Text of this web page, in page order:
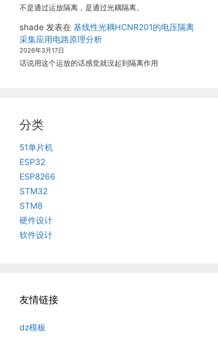
不是通过运放隔离，是通过光耦隔离。
shade 发表在 基线性光耦HCNR201的电压隔离
采集应用电路原理分析
2026年3月17日
话说用这个运放的话感觉就没起到隔离作用
分类
51单片机
ESP32
ESP8266
STM32
STM8
硬件设计
软件设计
友情链接
dz模板